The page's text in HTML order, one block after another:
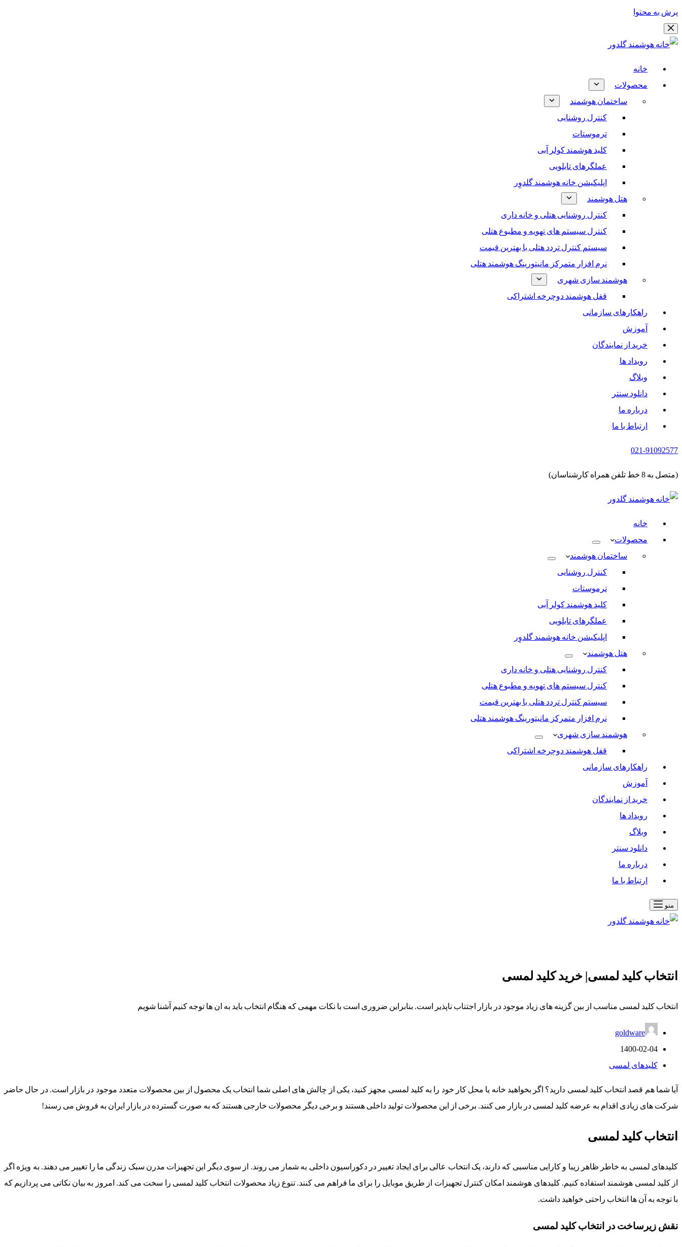
پرش به محتوا
خانه
محصولات
ساختمان هوشمند
کنترل روشنایی
ترموستات
کلید هوشمند کولر آبی
عملگرهای تابلویی
اپلیکیشن خانه هوشمند گلدوِر
هتل هوشمند
کنترل روشنایی هتلی و خانه داری
کنترل سیستم های تهویه و مطبوع هتلی
سیستم کنترل تردد هتلی با بهترین قیمت
نرم افزار متمرکز مانیتورینگ هوشمند هتلی
هوشمند سازی شهری
قفل هوشمند دوچرخه اشتراکی
راهکارهای سازمانی
آموزش
خرید از نمایندگان
رویداد ها
وبلاگ
دانلود سنتر
درباره ما
ارتباط با ما
021-91092577
(متصل به 8 خط تلفن همراه کارشناسان)
خانه
محصولات
ساختمان هوشمند
کنترل روشنایی
ترموستات
کلید هوشمند کولر آبی
عملگرهای تابلویی
اپلیکیشن خانه هوشمند گلدوِر
هتل هوشمند
کنترل روشنایی هتلی و خانه داری
کنترل سیستم های تهویه و مطبوع هتلی
سیستم کنترل تردد هتلی با بهترین قیمت
نرم افزار متمرکز مانیتورینگ هوشمند هتلی
هوشمند سازی شهری
قفل هوشمند دوچرخه اشتراکی
راهکارهای سازمانی
آموزش
خرید از نمایندگان
رویداد ها
وبلاگ
دانلود سنتر
درباره ما
ارتباط با ما
منو
انتخاب کلید لمسی| خرید کلید لمسی
انتخاب کلید لمسی مناسب از بین گزینه های زیاد موجود در بازار اجتناب ناپذیر است. بنابراین ضروری است با نکات مهمی که هنگام انتخاب باید به ان ها توجه کنیم آشنا شویم
goldware
1400-02-04
کلیدهای لمسی
آیا شما هم قصد انتخاب کلید لمسی دارید؟ اگر بخواهید خانه یا محل کار خود را به کلید لمسی مجهز کنید، یکی از چالش های اصلی شما انتخاب یک محصول از بین محصولات متعدد موجود در بازار است. در حال حاضر
شرکت های زیادی اقدام به عرضه کلید لمسی در بازار می کنند. برخی از این محصولات تولید داخلی هستند و برخی دیگر محصولات خارجی هستند که به صورت گسترده در بازار ایران به فروش می رسند!
انتخاب کلید لمسی
کلیدهای لمسی به خاطر ظاهر زیبا و کارایی مناسبی که دارند، یک انتخاب عالی برای ایجاد تغییر در دکوراسیون داخلی به شمار می روند. از سوی دیگر این تجهیزات مدرن سبک زندگی ما را تغییر می دهند. به ویژه اگر
از کلید لمسی هوشمند استفاده کنیم. کلیدهای هوشمند امکان کنترل تجهیزات از طریق موبایل را برای ما فراهم می کنند. تنوع زیاد محصولات انتخاب کلید لمسی را سخت می کند. امروز به بیان نکاتی می پردازیم که
با توجه به آن ها انتخاب راحتی خواهید داشت.
نقش زیرساخت در انتخاب کلید لمسی